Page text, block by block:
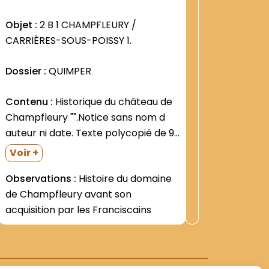
Objet : 2 B 1 CHAMPFLEURY /
CARRIÈRES-SOUS-POISSY 1.
Dossier : QUIMPER
Contenu :
Champfleury "".Notice sans nom d
auteur ni date. Texte polycopié de 9
p- avec plusieurs duplicata
dactylographié. Cette notice fut
communiquée au P. Adalbert
HAMMAN par le P. Marie-Jean GALY-
en février 1992 -Ecoles Foyer de...
Voir +
Observations : Histoire du domaine
de Champfleury avant son
acquisition par les Franciscains